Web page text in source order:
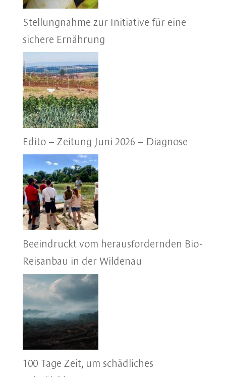
Stellungnahme zur Initiative für eine
sichere Ernährung
Edito – Zeitung Juni 2026 – Diagnose
Beeindruckt vom herausfordernden Bio-
Reisanbau in der Wildenau
100 Tage Zeit, um schädliches